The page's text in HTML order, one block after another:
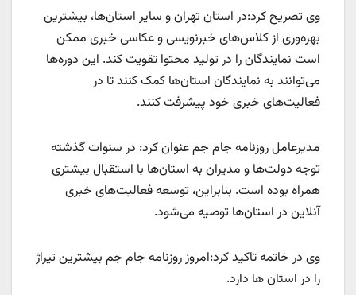
وی تصریح کرد:در استان تهران و سایر استان‌ها، بیشترین
بهره‌وری از کلاس‌های خبرنویسی و عکاسی خبری ممکن
است نمایندگان را در تولید محتوا تقویت کند. این دوره‌ها
می‌توانند به نمایندگان استان‌ها کمک کنند تا در
فعالیت‌های خبری خود پیشرفت کنند.
مدیرعامل روزنامه جام جم عنوان کرد: در سنوات گذشته
توجه دولت‌ها و مدیران به استان‌ها با استقبال بیشتری
همراه بوده است. بنابراین، توسعه فعالیت‌های خبری
آنلاین در استان‌ها توصیه می‌شود.
وی در خاتمه تاکید کرد:امروز روزنامه جام جم بیشترین تیراژ
را در استان ها دارد.